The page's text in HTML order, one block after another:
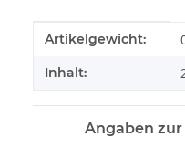
Produkteigenschaft
Wert
Artikelgewicht:
Inhalt:
Angaben